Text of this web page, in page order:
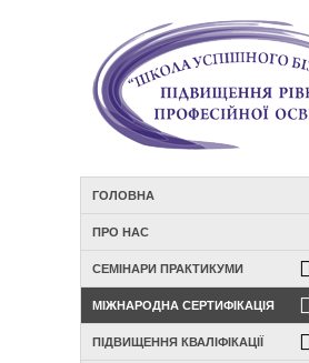
ГОЛОВНА
ПРО НАС
СЕМІНАРИ ПРАКТИКУМИ
МІЖНАРОДНА СЕРТИФІКАЦІЯ
ПІДВИЩЕННЯ КВАЛІФІКАЦІЇ